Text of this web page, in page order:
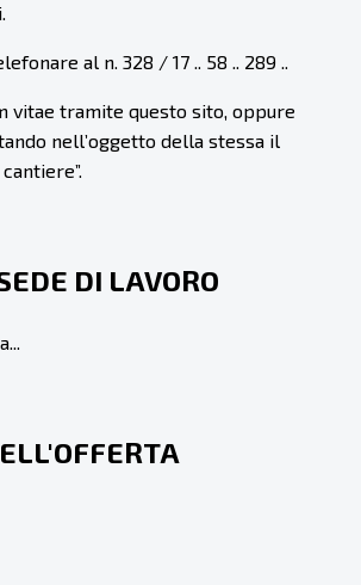
al n. 328 / 17 .. 58 .. 289 ..
vitae tramite questo sito, oppure
nell’oggetto della stessa il
DI LAVORO